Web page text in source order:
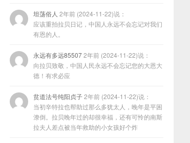
坦荡俗人 2年前 (2024-11-22)说：
应该重拍拉贝日记，中国人永远不会忘记对我们
有恩的人。
永远有多远855072年前 (2024-11-22)说：
向拉贝致敬，中国人民永远不会忘记您的大恩大
德！有求必应
贫道法号纯阳贞子2年前 (2024-11-22)说：
当初辛特拉也帮助过那么多犹太人，晚年是平困
潦倒。拉贝晚年过的却很幸福，还有可怜的南斯
拉夫人差点被当年救助的小女孩好个炸